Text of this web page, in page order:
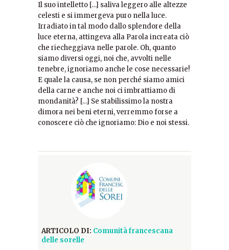
Il suo intelletto […] saliva leggero alle altezze
celesti e si immergeva puro nella luce.
Irradiato in tal modo dallo splendore della
luce eterna, attingeva alla Parola increata ciò
che riecheggiava nelle parole. Oh, quanto
siamo diversi oggi, noi che, avvolti nelle
tenebre, ignoriamo anche le cose necessarie!
E quale la causa, se non perché siamo amici
della carne e anche noi ci imbrattiamo di
mondanità? […] Se stabilissimo la nostra
dimora nei beni eterni, verremmo forse a
conoscere ciò che ignoriamo: Dio e noi stessi.
ARTICOLO DI: Comunità francescana
delle sorelle